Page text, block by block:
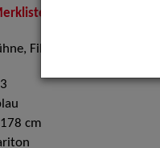
Film und TV
178 cm